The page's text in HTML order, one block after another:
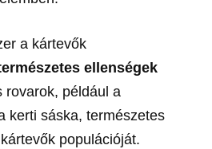
a kártevők
ellenségek
rovarok, például a
kerti sáska, természetes
populációját.